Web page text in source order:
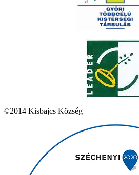
©2014 Kisbajcs Község